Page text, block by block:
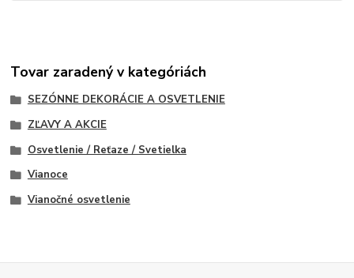
Tovar zaradený v kategóriách
SEZÓNNE DEKORÁCIE A OSVETLENIE
ZĽAVY A AKCIE
Osvetlenie / Reťaze / Svetielka
Vianoce
Vianočné osvetlenie